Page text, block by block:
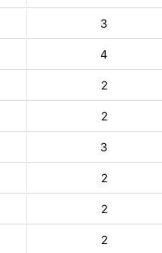
3
4
2
2
3
2
2
2